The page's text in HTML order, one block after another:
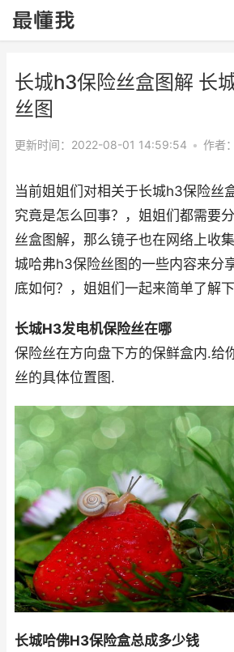
长城h3保险丝盒图解 长
丝图
更新时间：2022-08-01 14:59:54 • 作者
当前姐姐们对相关于长城h3保险丝
究竟是怎么回事？，姐姐们都需要
丝盒图解，那么镜子也在网络上收
城哈弗h3保险丝图的一些内容来分
底如何？，姐姐们一起来简单了解下
长城H3发电机保险丝在哪
保险丝在方向盘下方的保鲜盒内.给
丝的具体位置图.
长城哈佛H3保险盒总成多少钱